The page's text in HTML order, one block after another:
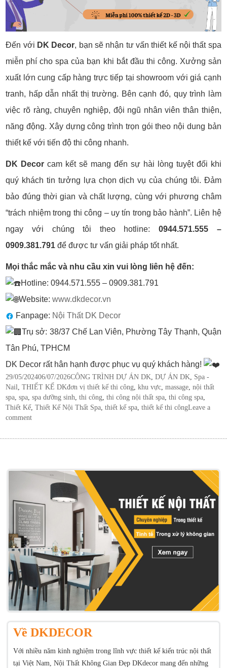
Đến với DK Decor, bạn sẽ nhận tư vấn thiết kế nội thất spa
miễn phí cho spa của bạn khi bắt đầu thi công. Xưởng sản
xuất lớn cung cấp hàng trực tiếp tại showroom với giá cạnh
tranh, hấp dẫn nhất thị trường. Bên cạnh đó, quy trình làm
việc rõ ràng, chuyên nghiệp, đội ngũ nhân viên thân thiện,
năng động. Xây dựng công trình trọn gói theo nội dung bản
thiết kế với tiến độ thi công nhanh.
DK Decorcam kết sẽ mang đến sự hài lòng tuyệt đối khi
quý khách tin tưởng lựa chọn dịch vụ của chúng tôi. Đảm
bảo đúng thời gian và chất lượng, cùng với phương châm
“trách nhiệm trong thi công – uy tín trong bảo hành”. Liên hệ
ngay với chúng tôi theo hotline: 0944.571.555 –
0909.381.791 để được tư vấn giải pháp tốt nhất.
Mọi thắc mắc và nhu cầu xin vui lòng liên hệ đến:
Hotline: 0944.571.555 – 0909.381.791
Website:www.dkdecor.vn
Fanpage: Nội Thất DK Decor
Trụ sở: 38/37 Chế Lan Viên, Phường Tây Thạnh, Quận
Tân Phú, TPHCM
DK Decor rất hân hạnh được phục vụ quý khách hàng!
Posted
on
29/05/202406/07/2026Categories
CÔNG TRÌNH DỰ ÁN DK ,DỰ ÁN DK
Spa -
Nail
,THIẾT KẾ DKTags
đơn vị thiết kế thi công ,khu vực ,massage ,nội thất
spa ,spa ,spa dưỡng sinh ,thi công ,thi công nội thất spa ,thi công spa
Thiết Kế ,Thiết Kế Nội Thất Spa ,thiết kế spa ,thiết kế thi côngLeave a
comment
Về DKDECOR
Với nhiều năm kinh nghiệm trong lĩnh vực thiết kế kiến trúc nội thất
tại Việt Nam, Nội Thất Không Gian Đẹp DKdecor mang đến những